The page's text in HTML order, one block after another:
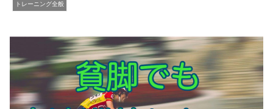
トレーニング全般